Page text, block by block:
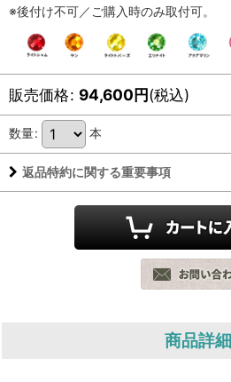
※後付け不可／ご購入時のみ取付可。
販売価格: 94,600円(税込)
数量: 本
返品特約に関する重要事項
商品詳細